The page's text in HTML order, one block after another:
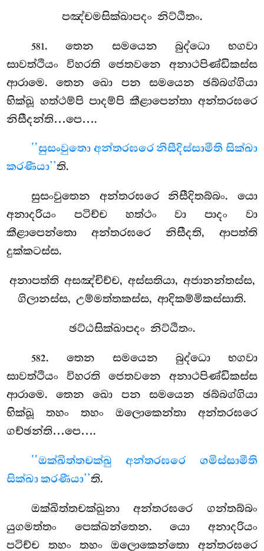
පඤ්චමසික්ඛාපදං නිට්ඨිතං.
581. තෙන සමයෙන බුද්ධො භගවා
සාවත්ථියං විහරති ජෙතවනෙ අනාථපිණ්ඩිකස්ස
ආරාමෙ. තෙන ඛො පන සමයෙන ඡබ්බග්ගියා
භික්ඛූ හත්ථම්පි පාදම්පි කීළාපෙන්තා අන්තරඝරෙ
නිසීදන්ති…පෙ….
‘‘සුසංවුතො අන්තරඝරෙ නිසීදිස්සාමීති සික්ඛා
කරණීයා’’ති.
සුසංවුතෙන අන්තරඝරෙ නිසීදිතබ්බං. යො
අනාදරියං පටිච්ච හත්ථං වා පාදං වා
කීළාපෙන්තො අන්තරඝරෙ නිසීදති, ආපත්ති
දුක්කටස්ස.
අනාපත්ති අසඤ්චිච්ච, අස්සතියා, අජානන්තස්ස,
ගිලානස්ස, උම්මත්තකස්ස, ආදිකම්මිකස්සාති.
ඡට්ඨසික්ඛාපදං නිට්ඨිතං.
582. තෙන සමයෙන බුද්ධො භගවා
සාවත්ථියං විහරති ජෙතවනෙ අනාථපිණ්ඩිකස්ස
ආරාමෙ. තෙන ඛො පන සමයෙන ඡබ්බග්ගියා
භික්ඛූ තහං තහං ඔලොකෙන්තා අන්තරඝරෙ
ගච්ඡන්ති…පෙ….
‘‘ඔක්ඛිත්තචක්ඛු අන්තරඝරෙ ගමිස්සාමීති
සික්ඛා කරණීයා’’ති.
ඔක්ඛිත්තචක්ඛුනා අන්තරඝරෙ ගන්තබ්බං
යුගමත්තං පෙක්ඛන්තෙන. යො අනාදරියං
පටිච්ච තහං තහං ඔලොකෙන්තො අන්තරඝරෙ